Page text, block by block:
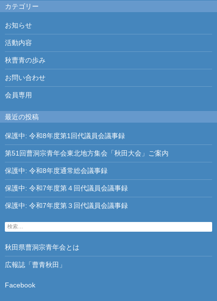
ー
シ
ョ
ン
カテゴリー
お知らせ
活動内容
秋曹青の歩み
お問い合わせ
会員専用
最近の投稿
保護中: 令和8年度第1回代議員会議事録
第51回曹洞宗青年会東北地方集会「秋田大会」ご案内
保護中: 令和8年度通常総会議事録
保護中: 令和7年度第４回代議員会議事録
保護中: 令和7年度第３回代議員会議事録
検
:秋田県曹洞宗青年会とは
広報誌「曹青秋田」
Facebook